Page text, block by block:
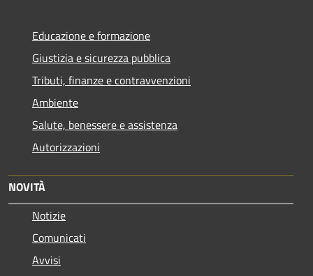
Educazione e formazione
Giustizia e sicurezza pubblica
Tributi, finanze e contravvenzioni
Ambiente
Salute, benessere e assistenza
Autorizzazioni
NOVITÀ
Notizie
Comunicati
Avvisi